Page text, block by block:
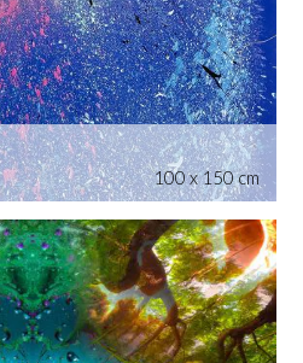
100 x 150 cm